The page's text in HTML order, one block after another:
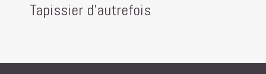
Tapissier d'autrefois